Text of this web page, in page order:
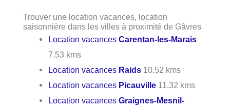
Trouver une location vacances, location
saisonnière dans les villes à proximité de Gâvres
Location vacancesCarentan-les-Marais
7.53 kms
Location vacances Raids 10.52 kms
Location vacances Picauville 11.32 kms
Location vacancesGraignes-Mesnil-